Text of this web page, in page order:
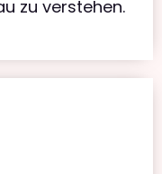
zu verstehen.